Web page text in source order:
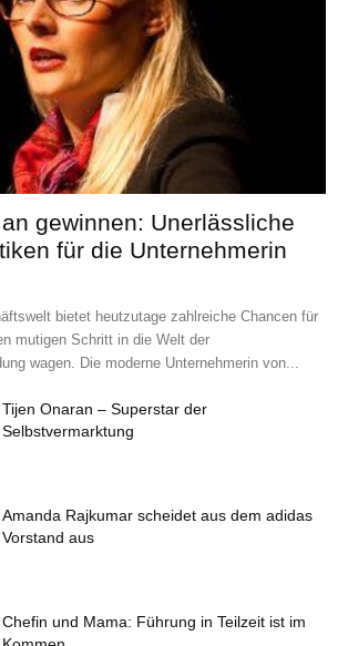
gewinnen: Unerlässliche
für die Unternehmerin
bietet heutzutage zahlreiche Chancen für
mutigen Schritt in die Welt der
wagen. Die moderne Unternehmerin von...
Tijen Onaran – Superstar der
Selbstvermarktung
Amanda Rajkumar scheidet aus dem adidas
Vorstand aus
Chefin und Mama: Führung in Teilzeit ist im